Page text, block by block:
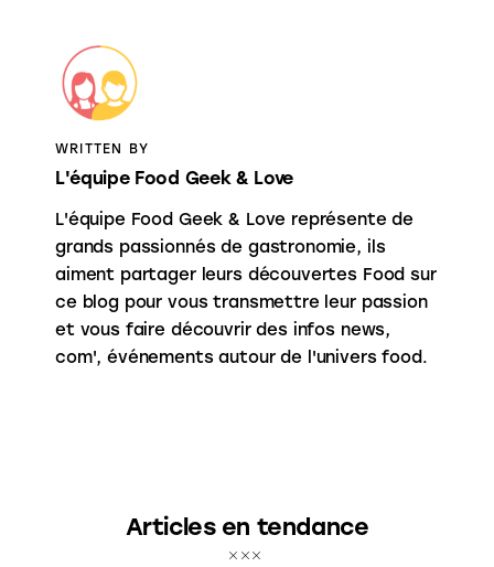
WRITTEN BY
L'équipe Food Geek & Love
L'équipe Food Geek & Love représente de
grands passionnés de gastronomie, ils
aiment partager leurs découvertes Food sur
ce blog pour vous transmettre leur passion
et vous faire découvrir des infos news,
com', événements autour de l'univers food.
Articles en tendance